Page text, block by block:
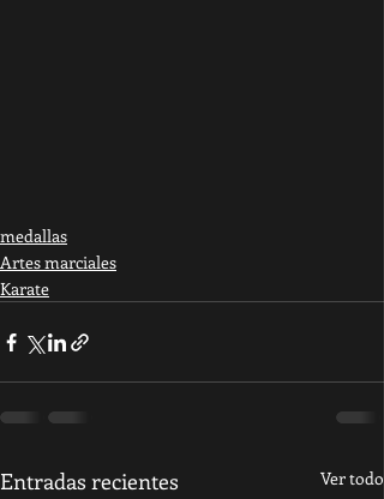
medallas
Artes marciales
Karate
Entradas recientes Ver todo